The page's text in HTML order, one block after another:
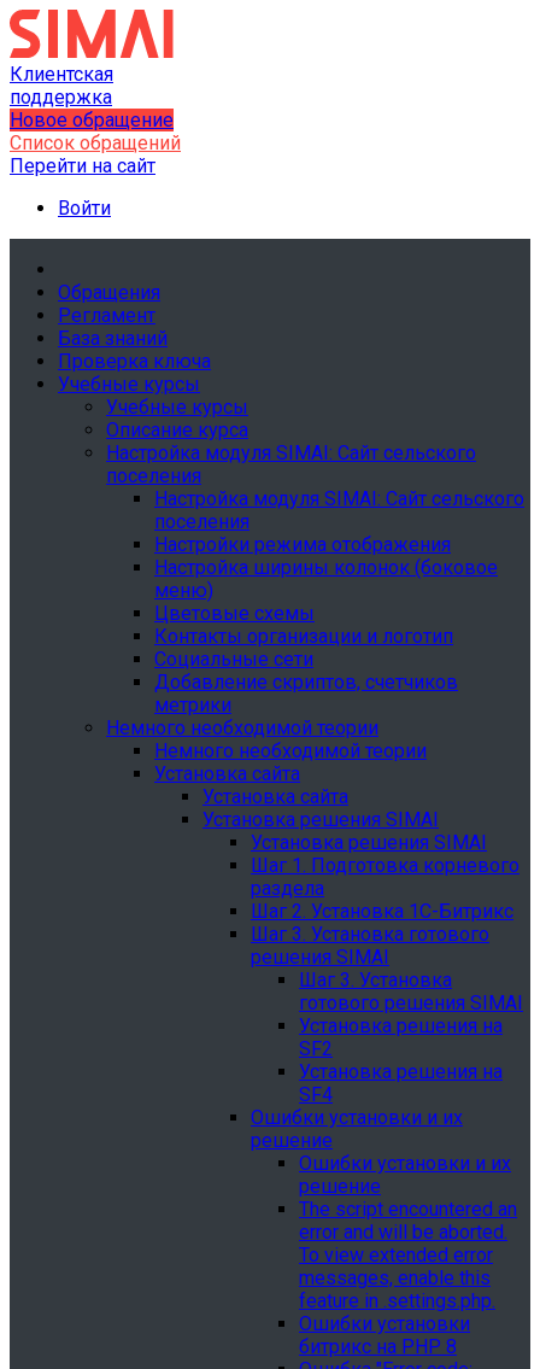
Клиентская
поддержка
Новое обращение
Список обращений
Перейти на сайт
Войти
Обращения
Регламент
База знаний
Проверка ключа
Учебные курсы
Учебные курсы
Описание курса
Настройка модуля SIMAI: Сайт сельского
поселения
Настройка модуля SIMAI: Сайт сельского
поселения
Настройки режима отображения
Настройка ширины колонок (боковое
меню)
Цветовые схемы
Контакты организации и логотип
Социальные сети
Добавление скриптов, счетчиков
метрики
Немного необходимой теории
Немного необходимой теории
Установка сайта
Установка сайта
Установка решения SIMAI
Установка решения SIMAI
Шаг 1. Подготовка корневого
раздела
Шаг 2. Установка 1С-Битрикс
Шаг 3. Установка готового
решения SIMAI
Шаг 3. Установка
готового решения SIMAI
Установка решения на
SF2
Установка решения на
SF4
Ошибки установки и их
решение
Ошибки установки и их
решение
The script encountered an
error and will be aborted.
To view extended error
messages, enable this
feature in .settings.php.
Ошибки установки
битрикс на PHP 8